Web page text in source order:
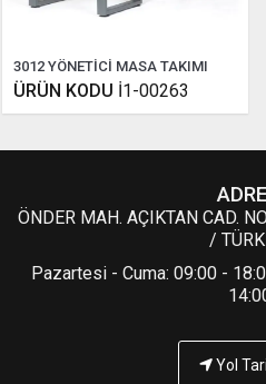
3012 YÖNETİCİ MASA TAKIMI
ÜRÜN KODU İ1-00263
ÖNDER MAH. AÇIKTAN CAD.
/
Pazartesi - Cuma: 09:00 -
Yol